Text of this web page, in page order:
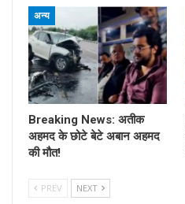
अन्य
Breaking News: अतीक
अहमद के छोटे बेटे अबान अहमद
की मौत!
PREV NEXT